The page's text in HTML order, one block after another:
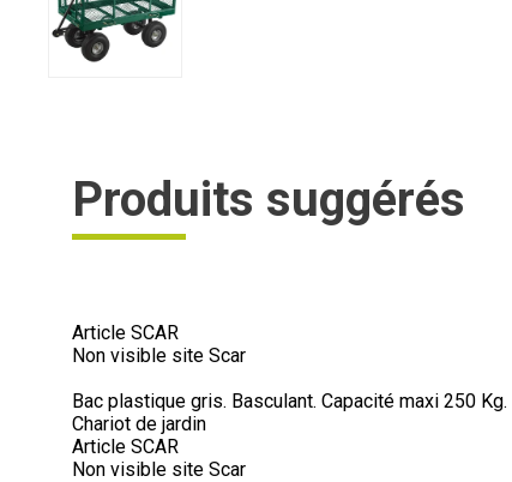
Produits suggérés
Article SCAR
Non visible site Scar
Bac plastique gris. Basculant. Capacité maxi 250
Chariot de jardin
Article SCAR
Non visible site Scar